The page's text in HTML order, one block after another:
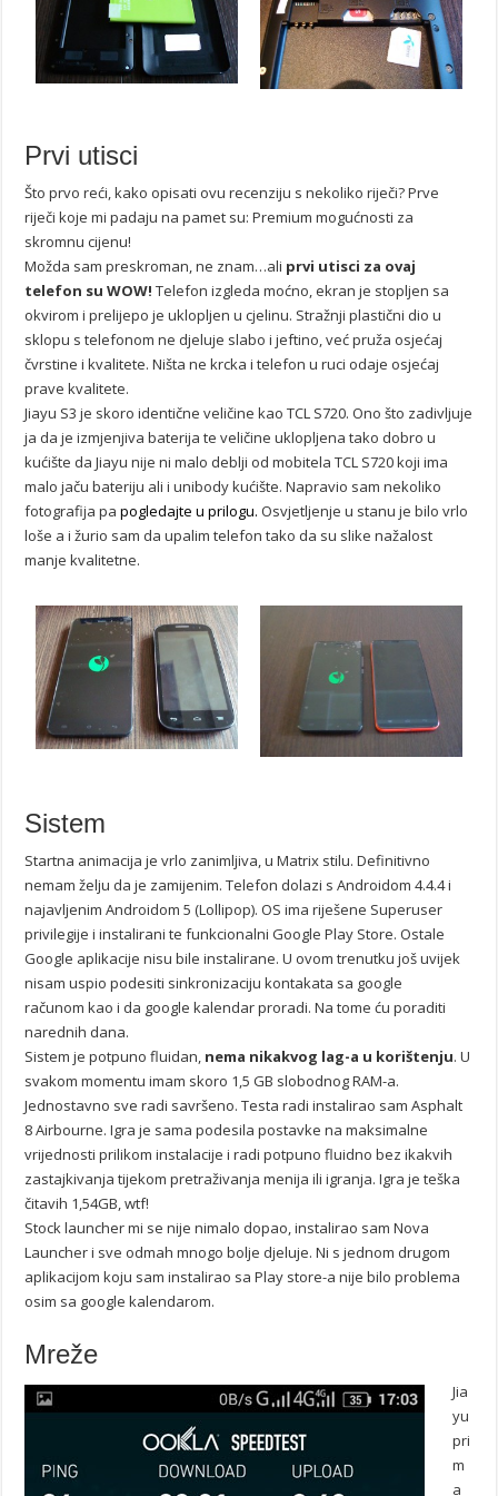
Prvi utisci
Što prvo reći, kako opisati ovu recenziju s nekoliko riječi? Prve
riječi koje mi padaju na pamet su: Premium mogućnosti za
skromnu cijenu!
Možda sam preskroman, ne znam…ali prvi utisci za ovaj
telefon su WOW! Telefon izgleda moćno, ekran je stopljen sa
okvirom i prelijepo je uklopljen u cjelinu. Stražnji plastični dio u
sklopu s telefonom ne djeluje slabo i jeftino, već pruža osjećaj
čvrstine i kvalitete. Ništa ne krcka i telefon u ruci odaje osjećaj
prave kvalitete.
Jiayu S3 je skoro identične veličine kao TCL S720. Ono što zadivljuje
ja da je izmjenjiva baterija te veličine uklopljena tako dobro u
kućište da Jiayu nije ni malo deblji od mobitela TCL S720 koji ima
malo jaču bateriju ali i unibody kućište. Napravio sam nekoliko
fotografija papogledajte u prilogu. Osvjetljenje u stanu je bilo vrlo
loše a i žurio sam da upalim telefon tako da su slike nažalost
manje kvalitetne.
Sistem
Startna animacija je vrlo zanimljiva, u Matrix stilu. Definitivno
nemam želju da je zamijenim. Telefon dolazi s Androidom 4.4.4 i
najavljenim Androidom 5 (Lollipop). OS ima riješene Superuser
privilegije i instalirani te funkcionalni Google Play Store. Ostale
Google aplikacije nisu bile instalirane. U ovom trenutku još uvijek
nisam uspio podesiti sinkronizaciju kontakata sa google
računom kao i da google kalendar proradi. Na tome ću poraditi
narednih dana.
Sistem je potpuno fluidan, nema nikakvog lag-a u korištenju. U
svakom momentu imam skoro 1,5 GB slobodnog RAM-a.
Jednostavno sve radi savršeno. Testa radi instalirao sam Asphalt
8 Airbourne. Igra je sama podesila postavke na maksimalne
vrijednosti prilikom instalacije i radi potpuno fluidno bez ikakvih
zastajkivanja tijekom pretraživanja menija ili igranja. Igra je teška
čitavih 1,54GB, wtf!
Stock launcher mi se nije nimalo dopao, instalirao sam Nova
Launcher i sve odmah mnogo bolje djeluje. Ni s jednom drugom
aplikacijom koju sam instalirao sa Play store-a nije bilo problema
osim sa google kalendarom.
Mreže
Jia
yu
pri
m
a